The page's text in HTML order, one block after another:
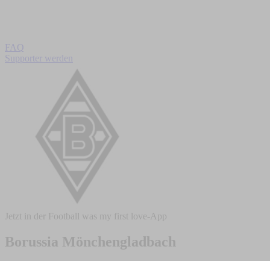
FAQ
Supporter werden
Jetzt in der Football was my first love-App
Borussia Mönchengladbach